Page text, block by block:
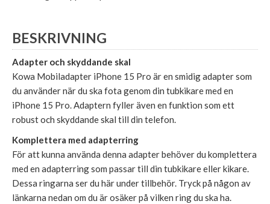
BESKRIVNING
Adapter och skyddande skal
Kowa Mobiladapter iPhone 15 Pro är en smidig adapter som
du använder när du ska fota genom din tubkikare med en
iPhone 15 Pro. Adaptern fyller även en funktion som ett
robust och skyddande skal till din telefon.
Komplettera med adapterring
För att kunna använda denna adapter behöver du komplettera
med en adapterring som passar till din tubkikare eller kikare.
Dessa ringarna ser du här under tillbehör. Tryck på någon av
länkarna nedan om du är osäker på vilken ring du ska ha.